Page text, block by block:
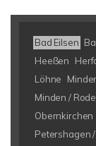
Bad Eilsen
Heeßen
Löhne
Minden /
Obernkirchen
Petershagen